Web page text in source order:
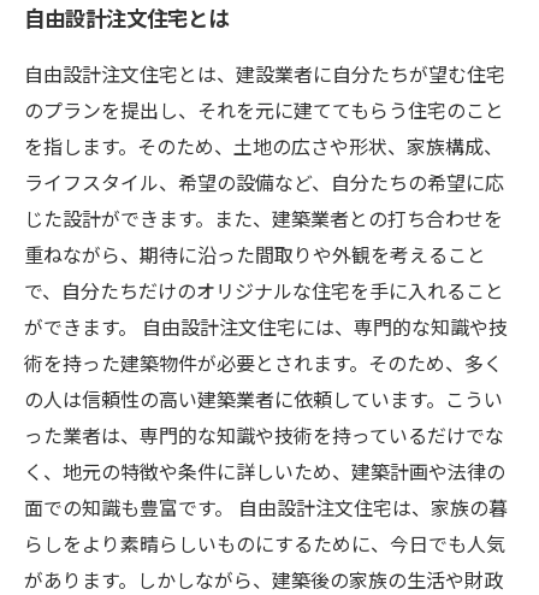
自由設計注文住宅とは
自由設計注文住宅とは、建設業者に自分たちが望む住宅
のプランを提出し、それを元に建ててもらう住宅のこと
を指します。そのため、土地の広さや形状、家族構成、
ライフスタイル、希望の設備など、自分たちの希望に応
じた設計ができます。また、建築業者との打ち合わせを
重ねながら、期待に沿った間取りや外観を考えること
で、自分たちだけのオリジナルな住宅を手に入れること
ができます。 自由設計注文住宅には、専門的な知識や技
術を持った建築物件が必要とされます。そのため、多く
の人は信頼性の高い建築業者に依頼しています。こうい
った業者は、専門的な知識や技術を持っているだけでな
く、地元の特徴や条件に詳しいため、建築計画や法律の
面での知識も豊富です。 自由設計注文住宅は、家族の暮
らしをより素晴らしいものにするために、今日でも人気
があります。しかしながら、建築後の家族の生活や財政